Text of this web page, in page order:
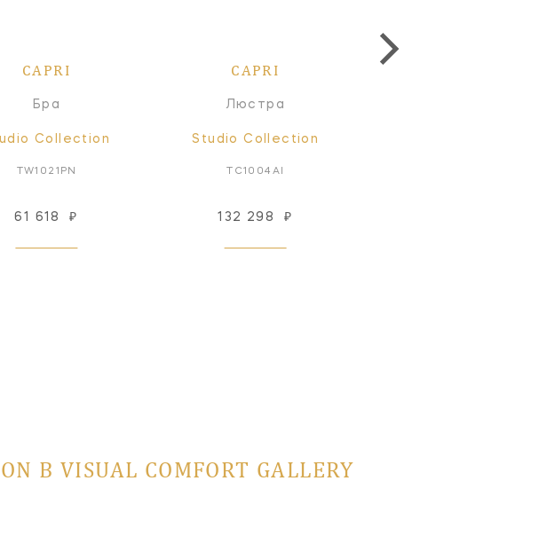
CAPRI
Бра
Collection
TW1021PN
61 618 ₽
CAPRI
Люстра
Studio Collection
TC1004AI
132 298 ₽
В VISUAL COMFORT GALLERY